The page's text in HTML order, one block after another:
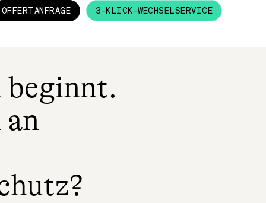
OFFERTANFRAGE 3-KLICK-WECHSELSERVICE
beginnt.